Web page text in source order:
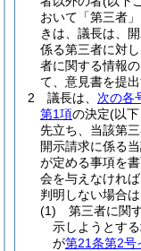
おいて「第三者
きは、議長は、
係る第三者に対
者に関する情報
て、意見書を提
2
議長は、 次の各
第1項の決定(以
先立ち、当該第
開示請求に係る
が定める事項を
会を与えなければ
判明しない場合
(1)
第三者に関
示しようとす
が第21条第2号